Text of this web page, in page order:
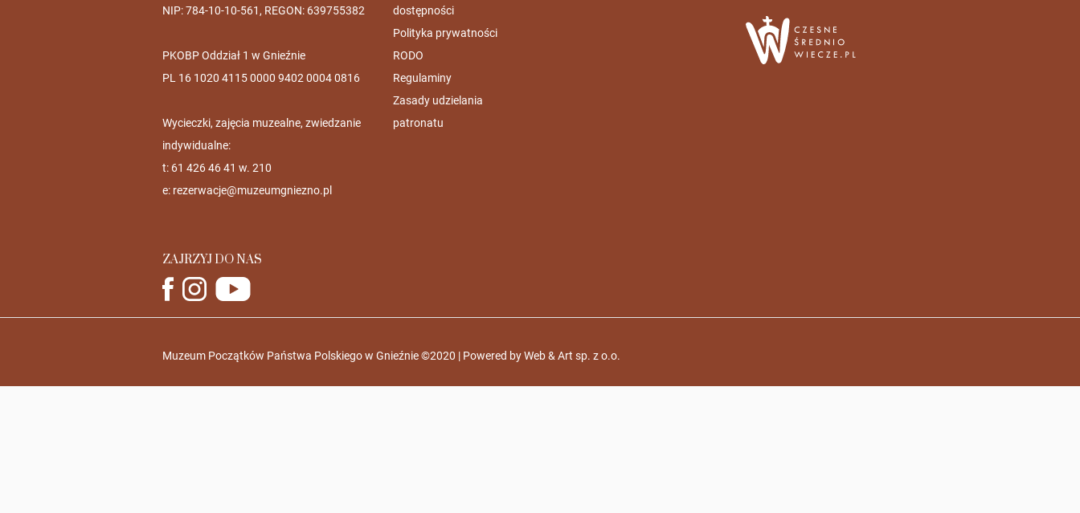
NIP: 784-10-10-561, REGON: 639755382
PKOBP Oddział 1 w Gnieźnie
PL 16 1020 4115 0000 9402 0004 0816
Wycieczki, zajęcia muzealne, zwiedzanie
indywidualne:
t: 61 426 46 41 w. 210
e: rezerwacje@muzeumgniezno.pl
ZAJRZYJ DO NAS
dostępności
Polityka prywatności
RODO
Regulaminy
Zasady udzielania
patronatu
Muzeum Początków Państwa Polskiego w Gnieźnie ©2020 | Powered byWeb & Art sp. z o.o.